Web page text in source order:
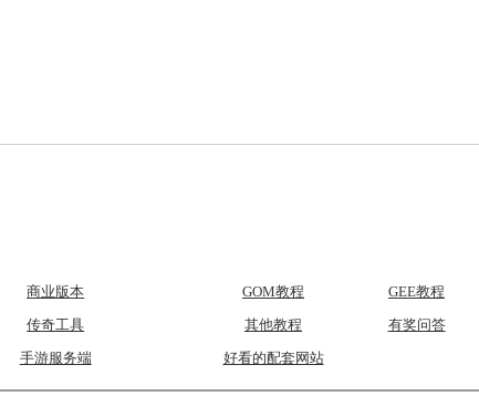
商业版本
传奇工具
手游服务端
GOM教程
GEE教程
其他教程
有奖问答
好看的配套网站